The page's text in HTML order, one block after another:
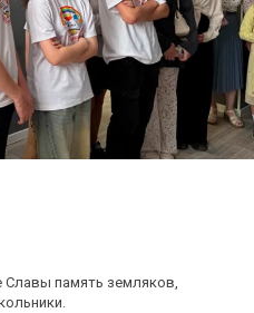
Славы память земляков,